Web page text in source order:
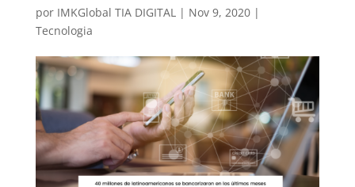
por IMKGlobal TIA DIGITAL| Nov 9, 2020|
Tecnologia